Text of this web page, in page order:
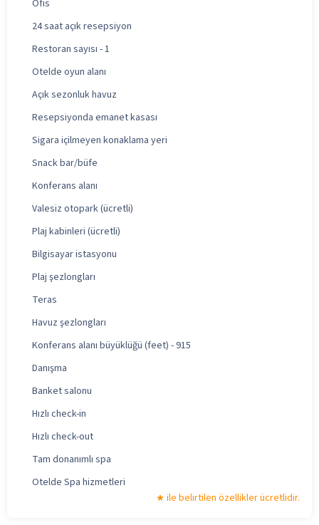
Ofis
24 saat açık resepsiyon
Restoran sayısı - 1
Otelde oyun alanı
Açık sezonluk havuz
Resepsiyonda emanet kasası
Sigara içilmeyen konaklama yeri
Snack bar/büfe
Konferans alanı
Valesiz otopark (ücretli)
Plaj kabinleri (ücretli)
Bilgisayar istasyonu
Plaj şezlongları
Teras
Havuz şezlongları
Konferans alanı büyüklüğü (feet) - 915
Danışma
Banket salonu
Hızlı check-in
Hızlı check-out
Tam donanımlı spa
Otelde Spa hizmetleri
ile belirtilen özellikler ücretlidir.